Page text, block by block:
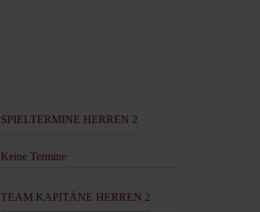
SPIELTERMINE HERREN 2
Keine Termine
TEAM KAPITÄNE HERREN 2